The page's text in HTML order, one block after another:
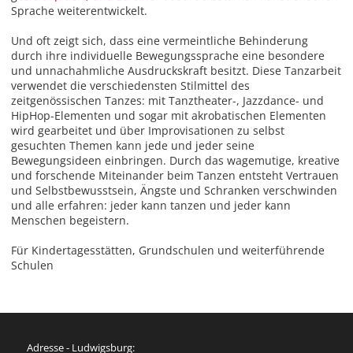
Sprache weiterentwickelt.
Und oft zeigt sich, dass eine vermeintliche Behinderung
durch ihre individuelle Bewegungssprache eine besondere
und unnachahmliche Ausdruckskraft besitzt. Diese Tanzarbeit
verwendet die verschiedensten Stilmittel des
zeitgenössischen Tanzes: mit Tanztheater-, Jazzdance- und
HipHop-Elementen und sogar mit akrobatischen Elementen
wird gearbeitet und über Improvisationen zu selbst
gesuchten Themen kann jede und jeder seine
Bewegungsideen einbringen. Durch das wagemutige, kreative
und forschende Miteinander beim Tanzen entsteht Vertrauen
und Selbstbewusstsein, Ängste und Schranken verschwinden
und alle erfahren: jeder kann tanzen und jeder kann
Menschen begeistern.
Für Kindertagesstätten, Grundschulen und weiterführende
Schulen
Adresse - Ludwigsburg: